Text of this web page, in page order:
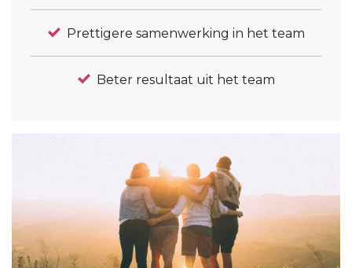
Prettigere samenwerking in het team
Beter resultaat uit het team